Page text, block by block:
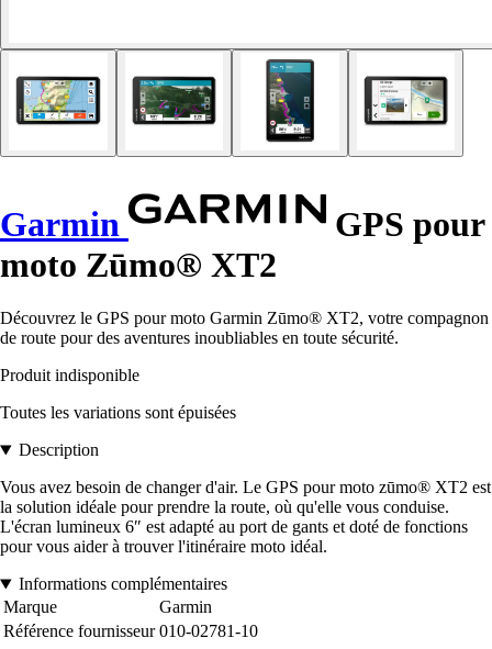
Garmin
GPS pour
moto Zūmo® XT2
Découvrez le GPS pour moto Garmin Zūmo® XT2, votre compagnon
de route pour des aventures inoubliables en toute sécurité.
Produit indisponible
Toutes les variations sont épuisées
Description
Vous avez besoin de changer d'air. Le GPS pour moto zūmo® XT2 est
la solution idéale pour prendre la route, où qu'elle vous conduise.
L'écran lumineux 6″ est adapté au port de gants et doté de fonctions
pour vous aider à trouver l'itinéraire moto idéal.
Informations complémentaires
Marque
Garmin
Référence fournisseur 010-02781-10